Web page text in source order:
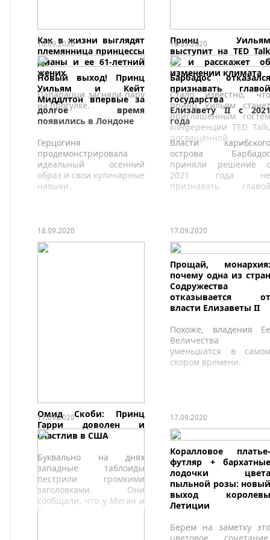
Как в жизни выглядят
племянница принцессы
Дианы и ее 61-летний
жених
Папарацци засняли пару
на прогулке.
Принц Уильям
выступит на TED Talk
— и расскажет об
изменении климата
Стало известно, что
принц Уильям станет
приглашенным гостем
конференции TED Talk,
посвященной
экологическим
проблемам и
изменению климата.
18.09.2020
Новый выход! Принц
Уильям и Кейт
Миддлтон впервые за
долгое время
появились в Лондоне
Герцогиня
продемонстрировала
идеальный осенний
образ и свои кулинарные
навыки.
18.09.2020
Барбадос отказался
признавать главой
государства
Елизавету II с 2021
года
Власти карибского
острова Барбадос
приняли решение с
2021 года не
признавать главой
страну республикой.
18.09.2020
Омид Скоби: Принц
Гарри доволен и
счастлив в США
Буквально на днях
западные таблоиды
пестрили громкими
заголовками. Они
сообщали, что у Меган и
Гарри произошел
17.09.2020
Прощай, монархия:
почему одна из стран
Содружества
отказывается от
власти Елизаветы II
Похоже, владения Ее
Величества
уменьшатся в самом
скором времени.
17.09.2020 17.09.2020
Коралловое платье-
футляр + бархатные
лодочки цвета
пыльной розы: новый
выход королевы
Летиции
Берем на заметку это